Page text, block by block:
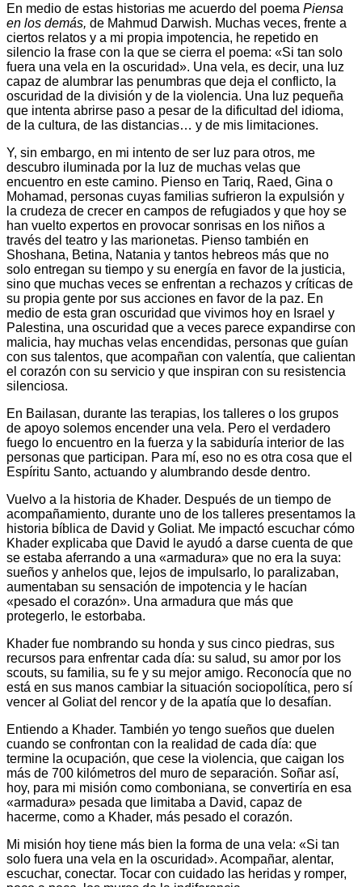
En medio de estas historias me acuerdo del poema Piensa
en los demás, de Mahmud Darwish. Muchas veces, frente a
ciertos relatos y a mi propia impotencia, he repetido en
silencio la frase con la que se cierra el poema: «Si tan solo
fuera una vela en la oscuridad». Una vela, es decir, una luz
capaz de alumbrar las penumbras que deja el conflicto, la
oscuridad de la división y de la violencia. Una luz pequeña
que intenta abrirse paso a pesar de la dificultad del idioma,
de la cultura, de las distancias… y de mis limitaciones.
Y, sin embargo, en mi intento de ser luz para otros, me
descubro iluminada por la luz de muchas velas que
encuentro en este camino. Pienso en Tariq, Raed, Gina o
Mohamad, personas cuyas familias sufrieron la expulsión y
la crudeza de crecer en campos de refugiados y que hoy se
han vuelto expertos en provocar sonrisas en los niños a
través del teatro y las marionetas. Pienso también en
Shoshana, Betina, Natania y tantos hebreos más que no
solo entregan su tiempo y su energía en favor de la justicia,
sino que muchas veces se enfrentan a rechazos y críticas de
su propia gente por sus acciones en favor de la paz. En
medio de esta gran oscuridad que vivimos hoy en Israel y
Palestina, una oscuridad que a veces parece expandirse con
malicia, hay muchas velas encendidas, personas que guían
con sus talentos, que acompañan con valentía, que calientan
el corazón con su servicio y que inspiran con su resistencia
silenciosa.
En Bailasan, durante las terapias, los talleres o los grupos
de apoyo solemos encender una vela. Pero el verdadero
fuego lo encuentro en la fuerza y la sabiduría interior de las
personas que participan. Para mí, eso no es otra cosa que el
Espíritu Santo, actuando y alumbrando desde dentro.
Vuelvo a la historia de Khader. Después de un tiempo de
acompañamiento, durante uno de los talleres presentamos la
historia bíblica de David y Goliat. Me impactó escuchar cómo
Khader explicaba que David le ayudó a darse cuenta de que
se estaba aferrando a una «armadura» que no era la suya:
sueños y anhelos que, lejos de impulsarlo, lo paralizaban,
aumentaban su sensación de impotencia y le hacían
«pesado el corazón». Una armadura que más que
protegerlo, le estorbaba.
Khader fue nombrando su honda y sus cinco piedras, sus
recursos para enfrentar cada día: su salud, su amor por los
scouts, su familia, su fe y su mejor amigo. Reconocía que no
está en sus manos cambiar la situación sociopolítica, pero sí
vencer al Goliat del rencor y de la apatía que lo desafían.
Entiendo a Khader. También yo tengo sueños que duelen
cuando se confrontan con la realidad de cada día: que
termine la ocupación, que cese la violencia, que caigan los
más de 700 kilómetros del muro de separación. Soñar así,
hoy, para mi misión como comboniana, se convertiría en esa
«armadura» pesada que limitaba a David, capaz de
hacerme, como a Khader, más pesado el corazón.
Mi misión hoy tiene más bien la forma de una vela: «Si tan
solo fuera una vela en la oscuridad». Acompañar, alentar,
escuchar, conectar. Tocar con cuidado las heridas y romper,